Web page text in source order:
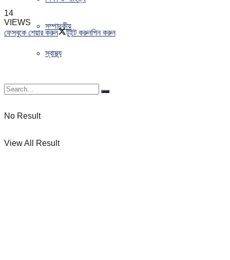
সম্পাদকীয়
স্বাস্থ্য
No Result
View All Result
14
VIEWS
ফেসবুকে শেয়ার করুন
টুইট করুনপিন করুন